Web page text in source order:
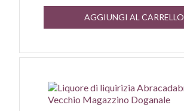
AGGIUNGI AL CARRELLO